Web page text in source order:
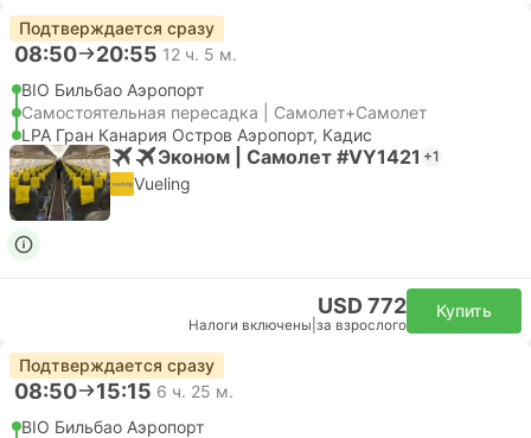
Подтверждается сразу
08:50 20:55 12 ч. 5 м.
BIO Бильбао Аэропорт
Самостоятельная пересадка | Самолет+Самолет
LPA Гран Канария Остров Аэропорт, Кадис
Эконом | Самолет #VY1421 +1
Vueling
USD 772
Налоги включены за взрослого
Купить
Подтверждается сразу
08:50 15:15 6 ч. 25 м.
BIO Бильбао Аэропорт